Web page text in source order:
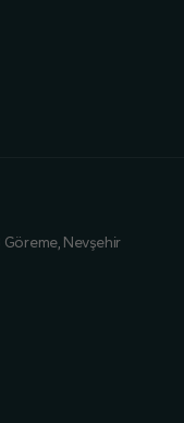
Göreme, Nevşehir